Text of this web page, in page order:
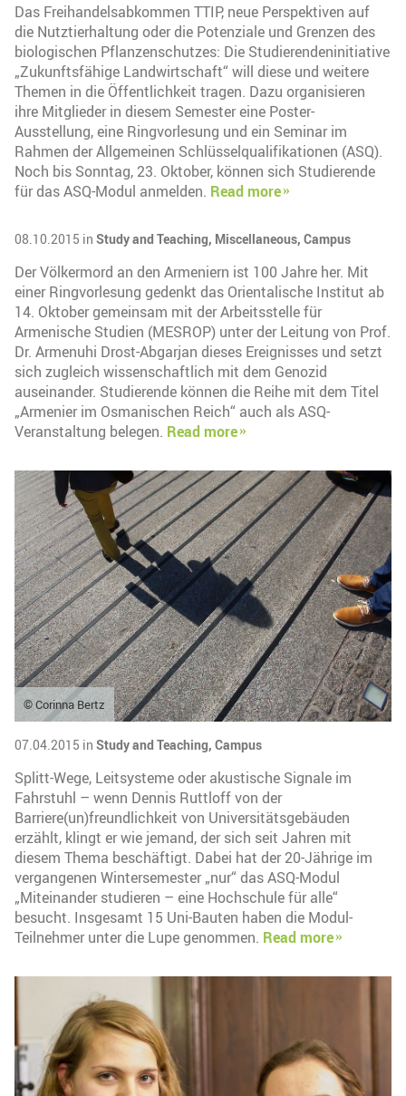
Das Freihandelsabkommen TTIP, neue Perspektiven auf
die Nutztierhaltung oder die Potenziale und Grenzen des
biologischen Pflanzenschutzes: Die Studierendeninitiative
„Zukunftsfähige Landwirtschaft“ will diese und weitere
Themen in die Öffentlichkeit tragen. Dazu organisieren
ihre Mitglieder in diesem Semester eine Poster-
Ausstellung, eine Ringvorlesung und ein Seminar im
Rahmen der Allgemeinen Schlüsselqualifikationen (ASQ).
Noch bis Sonntag, 23. Oktober, können sich Studierende
für das ASQ-Modul anmelden. Read more
08.10.2015 in Study and Teaching, Miscellaneous, Campus
Der Völkermord an den Armeniern ist 100 Jahre her. Mit
einer Ringvorlesung gedenkt das Orientalische Institut ab
14. Oktober gemeinsam mit der Arbeitsstelle für
Armenische Studien (MESROP) unter der Leitung von Prof.
Dr. Armenuhi Drost-Abgarjan dieses Ereignisses und setzt
sich zugleich wissenschaftlich mit dem Genozid
auseinander. Studierende können die Reihe mit dem Titel
„Armenier im Osmanischen Reich“ auch als ASQ-
Veranstaltung belegen. Read more
© Corinna Bertz
07.04.2015 in Study and Teaching, Campus
Splitt-Wege, Leitsysteme oder akustische Signale im
Fahrstuhl – wenn Dennis Ruttloff von der
Barriere(un)freundlichkeit von Universitätsgebäuden
erzählt, klingt er wie jemand, der sich seit Jahren mit
diesem Thema beschäftigt. Dabei hat der 20-Jährige im
vergangenen Wintersemester „nur“ das ASQ-Modul
„Miteinander studieren – eine Hochschule für alle“
besucht. Insgesamt 15 Uni-Bauten haben die Modul-
Teilnehmer unter die Lupe genommen. Read more